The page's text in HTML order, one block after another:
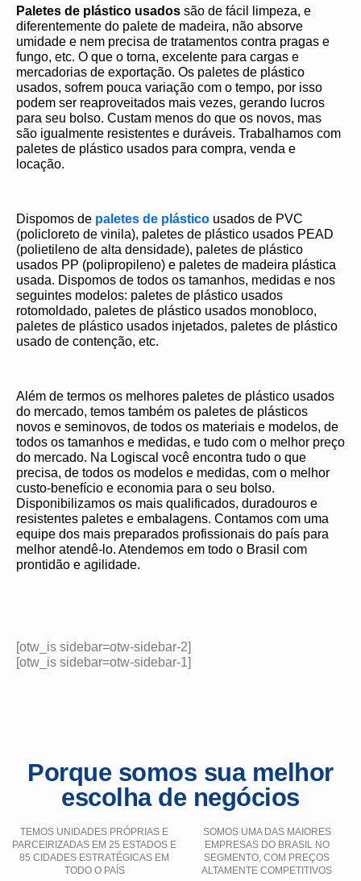
Paletes de plástico usados são de fácil limpeza, e
diferentemente do palete de madeira, não absorve
umidade e nem precisa de tratamentos contra pragas e
fungo, etc. O que o torna, excelente para cargas e
mercadorias de exportação. Os paletes de plástico
usados, sofrem pouca variação com o tempo, por isso
podem ser reaproveitados mais vezes, gerando lucros
para seu bolso. Custam menos do que os novos, mas
são igualmente resistentes e duráveis. Trabalhamos com
paletes de plástico usados para compra, venda e
locação.
Dispomos de paletes de plástico usados de PVC
(policloreto de vinila), paletes de plástico usados PEAD
(polietileno de alta densidade), paletes de plástico
usados PP (polipropileno) e paletes de madeira plástica
usada. Dispomos de todos os tamanhos, medidas e nos
seguintes modelos: paletes de plástico usados
rotomoldado, paletes de plástico usados monobloco,
paletes de plástico usados injetados, paletes de plástico
usado de contenção, etc.
Além de termos os melhores paletes de plástico usados
do mercado, temos também os paletes de plásticos
novos e seminovos, de todos os materiais e modelos, de
todos os tamanhos e medidas, e tudo com o melhor preço
do mercado. Na Logiscal você encontra tudo o que
precisa, de todos os modelos e medidas, com o melhor
custo-benefício e economia para o seu bolso.
Disponibilizamos os mais qualificados, duradouros e
resistentes paletes e embalagens. Contamos com uma
equipe dos mais preparados profissionais do país para
melhor atendê-lo. Atendemos em todo o Brasil com
prontidão e agilidade.
[otw_is sidebar=otw-sidebar-2]
[otw_is sidebar=otw-sidebar-1]
Porque somos sua melhor
escolha de negócios
TEMOS UNIDADES PRÓPRIAS E
PARCEIRIZADAS EM 25 ESTADOS E
85 CIDADES ESTRATÉGICAS EM
TODO O PAÍS
SOMOS UMA DAS MAIORES
EMPRESAS DO BRASIL NO
SEGMENTO, COM PREÇOS
ALTAMENTE COMPETITIVOS